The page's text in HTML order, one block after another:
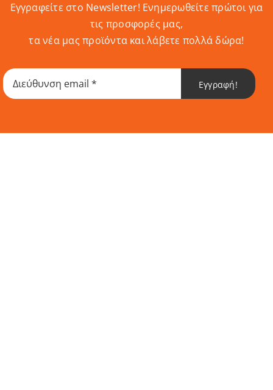
Εγγραφείτε στο Newsletter! Eνημερωθείτε πρώτοι για
τις προσφορές μας,
τα νέα μας προϊόντα και λάβετε πολλά δώρα!
Εγγραφή!